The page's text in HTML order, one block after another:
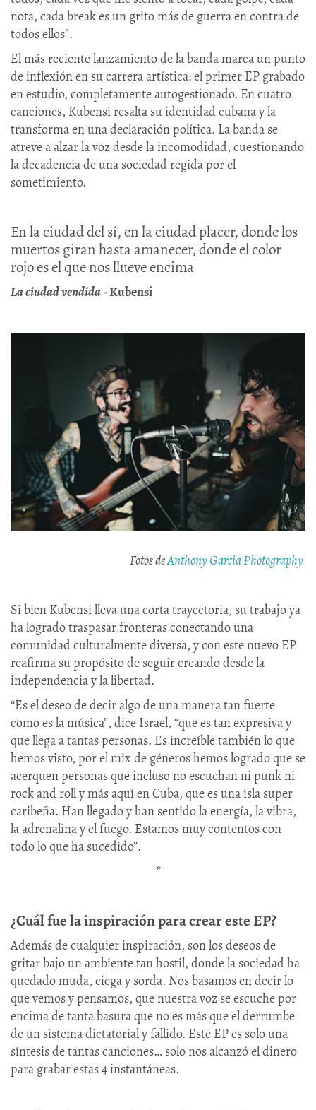
nota, cada break es un grito más de guerra en contra de
todos ellos”.
El más reciente lanzamiento de la banda marca un punto
de inflexión en su carrera artística: el primer EP grabado
en estudio, completamente autogestionado. En cuatro
canciones, Kubensi resalta su identidad cubana y la
transforma en una declaración política. La banda se
atreve a alzar la voz desde la incomodidad, cuestionando
la decadencia de una sociedad regida por el
sometimiento.
En la ciudad del sí, en la ciudad placer, donde los
muertos giran hasta amanecer, donde el color
rojo es el que nos llueve encima
La ciudad vendida- Kubensi
Fotos deAnthony Garcia Photography
Si bien Kubensi lleva una corta trayectoria, su trabajo ya
ha logrado traspasar fronteras conectando una
comunidad culturalmente diversa, y con este nuevo EP
reafirma su propósito de seguir creando desde la
independencia y la libertad.
“Es el deseo de decir algo de una manera tan fuerte
como es la música”, dice Israel, “que es tan expresiva y
que llega a tantas personas. Es increíble también lo que
hemos visto, por el mix de géneros hemos logrado que se
acerquen personas que incluso no escuchan ni punk ni
rock and roll y más aquí en Cuba, que es una isla super
caribeña. Han llegado y han sentido la energía, la vibra,
la adrenalina y el fuego. Estamos muy contentos con
todo lo que ha sucedido”.
*
¿Cuál fue la inspiración para crear este EP?
Además de cualquier inspiración, son los deseos de
gritar bajo un ambiente tan hostil, donde la sociedad ha
quedado muda, ciega y sorda. Nos basamos en decir lo
que vemos y pensamos, que nuestra voz se escuche por
encima de tanta basura que no es más que el derrumbe
de un sistema dictatorial y fallido. Este EP es solo una
síntesis de tantas canciones… solo nos alcanzó el dinero
para grabar estas 4 instantáneas.